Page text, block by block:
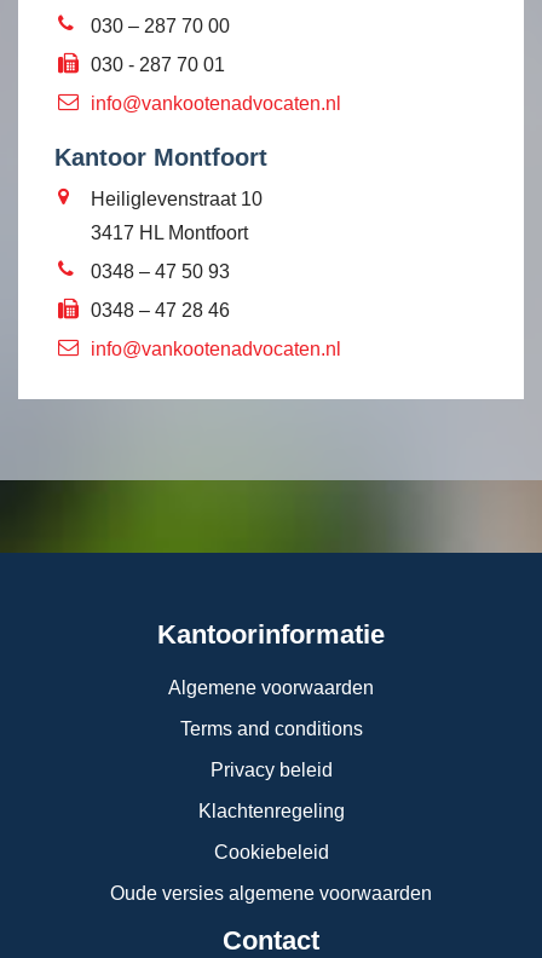
030 – 287 70 00
030 - 287 70 01
info@vankootenadvocaten.nl
Kantoor Montfoort
Heiliglevenstraat 10
3417 HL Montfoort
0348 – 47 50 93
0348 – 47 28 46
info@vankootenadvocaten.nl
Kantoorinformatie
Algemene voorwaarden
Terms and conditions
Privacy beleid
Klachtenregeling
Cookiebeleid
Oude versies algemene voorwaarden
Contact